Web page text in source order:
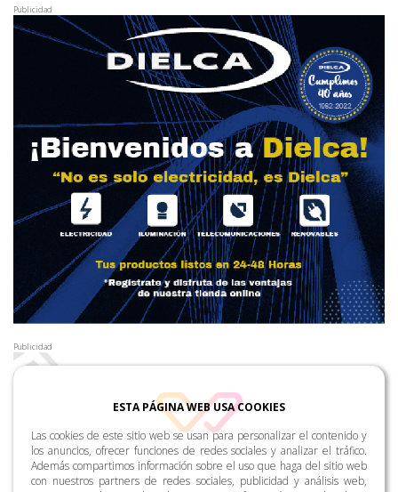
Publicidad
Publicidad
ESTA PÁGINA WEB USA COOKIES
Las cookies de este sitio web se usan para personalizar el contenido y
los anuncios, ofrecer funciones de redes sociales y analizar el tráfico.
Además compartimos información sobre el uso que haga del sitio web
con nuestros partners de redes sociales, publicidad y análisis web,